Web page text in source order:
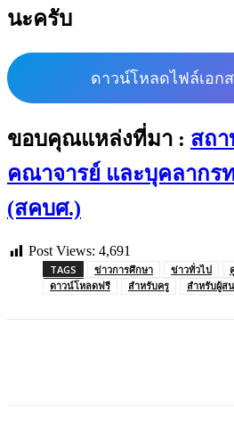
นะครับ
ดาวน์โหลดไฟล์เอก
ขอบคุณแหล่งที่มา : สถ
คณาจารย์ และบุคลากร
(สคบศ.)
Post Views: 4,691
TAGS ข่าวการศึกษา ข่าวทั่วไป
ดาวน์โหลดฟรี
สำหรับครู สำหรับผู้ส